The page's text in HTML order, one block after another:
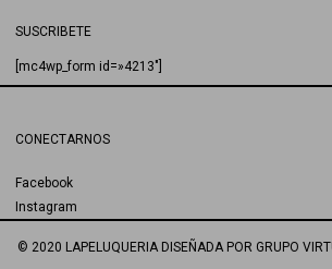
SUSCRIBETE
[mc4wp_form id=»4213″]
CONECTARNOS
Facebook
Instagram
© 2020 LAPELUQUERIA DISEÑADA POR GRUPO